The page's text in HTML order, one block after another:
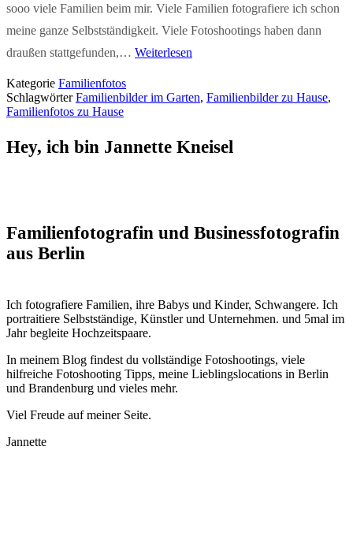
sooo viele Familien beim mir. Viele Familien fotografiere ich schon
meine ganze Selbstständigkeit. Viele Fotoshootings haben dann
draußen stattgefunden,… Weiterlesen
Kategorie Familienfotos
SchlagwörterFamilienbilder im Garten, Familienbilder zu Hause,
Familienfotos zu Hause
Hey, ich bin Jannette Kneisel
Familienfotografin und Businessfotografin
aus Berlin
Ich fotografiere Familien, ihre Babys und Kinder, Schwangere. Ich
portraitiere Selbstständige, Künstler und Unternehmen. und 5mal im
Jahr begleite Hochzeitspaare.
In meinem Blog findest du vollständige Fotoshootings, viele
hilfreiche Fotoshooting Tipps, meine Lieblingslocations in Berlin
und Brandenburg und vieles mehr.
Viel Freude auf meiner Seite.
Jannette